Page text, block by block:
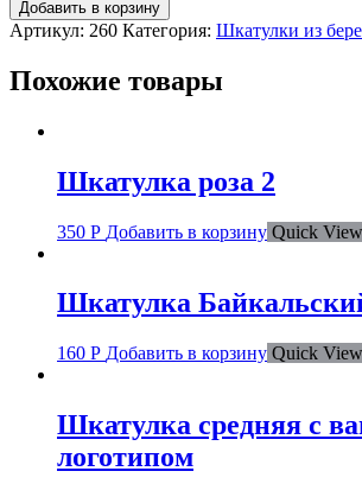
Добавить в корзину
Артикул: 260 Категория: Шкатулки из
Похожие товары
Шкатулка роза 2
350 Р Добавить в корзину Quick View
Шкатулка
160 Р Добавить в корзину Quick View
Шкатулка средняя с
логотипом